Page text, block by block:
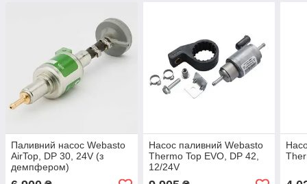
Паливний насос Webasto
AirTop, DP 30, 24V (з
демпфером)
Насос паливний Webasto
Thermo Top EVO, DP 42,
12/24V